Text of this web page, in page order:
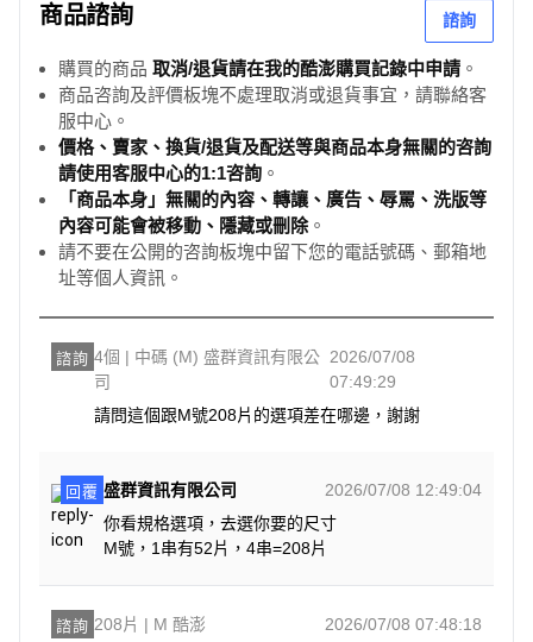
商品諮詢 諮詢
購買的商品 取消/退貨請在我的酷澎購買記錄中申請 。
商品咨詢及評價板塊不處理取消或退貨事宜，請聯絡客
服中心。
價格、賣家、換貨/退貨及配送等與商品本身無關的咨詢
請使用客服中心的1:1咨詢 。
「商品本身」無關的內容、轉讓、廣告、辱罵、洗版等
內容可能會被移動、隱藏或刪除。
請不要在公開的咨詢板塊中留下您的電話號碼、郵箱地
址等個人資訊。
諮詢 4個 | 中碼 (M) 盛群資訊有限公
司
2026/07/08
07:49:29
請問這個跟M號208片的選項差在哪邊，謝謝
回覆 盛群資訊有限公司
2026/07/08 12:49:04
你看規格選項，去選你要的尺寸
M號，1串有52片，4串=208片
諮詢 208片 | M 酷澎
2026/07/08 07:48:18